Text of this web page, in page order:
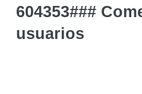
604353###
usuarios